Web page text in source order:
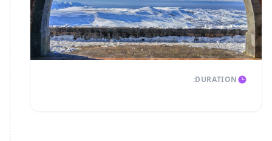
DURATION: